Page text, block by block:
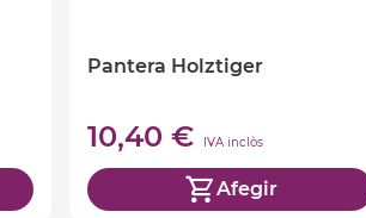
Pantera Holztiger
10,40 € IVA inclòs
Afegir